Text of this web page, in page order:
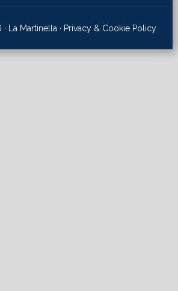
La Martinella · Privacy & Cookie Policy